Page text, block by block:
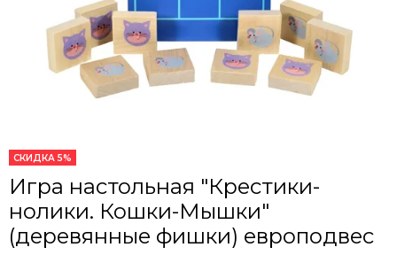
СКИДКА 5%
Игра настольная "Крестики-
нолики. Кошки-Мышки"
(деревянные фишки) европодвес